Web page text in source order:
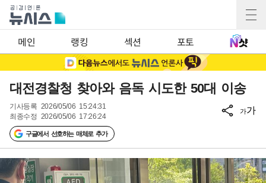
메인 랭킹 섹션 포토
대전경찰청 찾아와 음독 시도한 50대 이송
기사등록 2026/05/06 15:24:31
최종수정 2026/05/06 17:26:24
구글에서 선호하는 매체로 추가
가가